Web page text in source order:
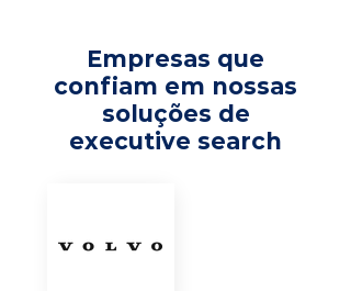
Empresas que
confiam em nossas
soluções de
executive search